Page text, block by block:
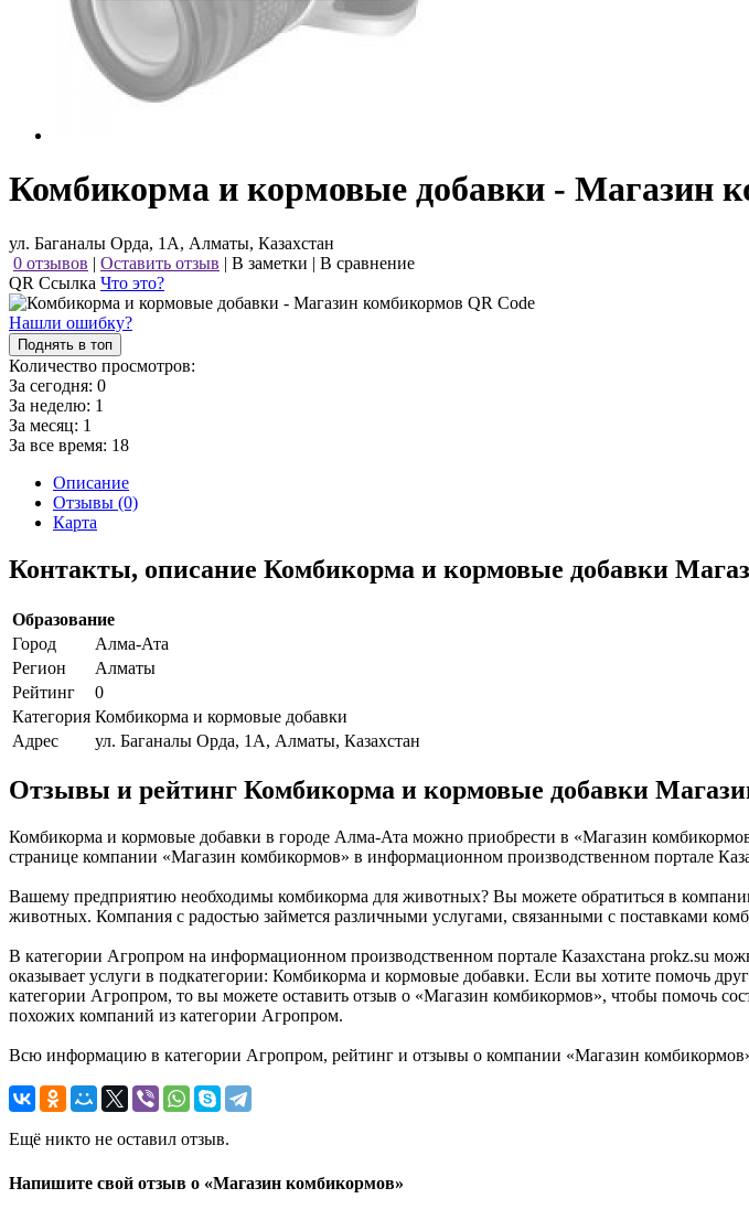
Комбикорма и кормовые добавки - Магазин
ул. Баганалы Орда, 1А, Алматы, Казахстан
0 отзывов | Оставить отзыв | В заметки | В сравнение
QR Ссылка Что это?
Нашли ошибку?
Поднять в топ
Количество просмотров:
За сегодня: 0
За неделю: 1
За месяц: 1
За все время: 18
Описание
Отзывы (0)
Карта
Контакты, описание Комбикорма и кормовые добавки
Образование
Город
Алма-Ата
Регион
Алматы
Рейтинг
0
Категория Комбикорма и кормовые добавки
Адрес
ул. Баганалы Орда, 1А, Алматы, Казахстан
Отзывы и рейтинг Комбикорма и кормовые добавки
Комбикорма и кормовые добавки в городе Алма-Ата можно приобрести в «Магазин
странице компании «Магазин комбикормов» в информационном производственном портале
Вашему предприятию необходимы комбикорма для животных? Вы можете обратиться в
животных. Компания с радостью займется различными услугами, связанными с поставками
В категории Агропром на информационном производственном портале Казахстана prokz.su
оказывает услуги в подкатегории: Комбикорма и кормовые добавки. Если вы хотите помочь
категории Агропром, то вы можете оставить отзыв о «Магазин комбикормов», чтобы помочь
похожих компаний из категории Агропром.
Всю информацию в категории Агропром, рейтинг и отзывы о компании «Магазин
Ещё никто не оставил отзыв.
Напишите свой отзыв о «Магазин комбикормов»